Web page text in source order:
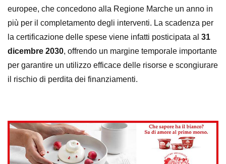
europee, che concedono alla Regione Marche un anno in
più per il completamento degli interventi. La scadenza per
la certificazione delle spese viene infatti posticipata al 31
dicembre 2030, offrendo un margine temporale importante
per garantire un utilizzo efficace delle risorse e scongiurare
il rischio di perdita dei finanziamenti.